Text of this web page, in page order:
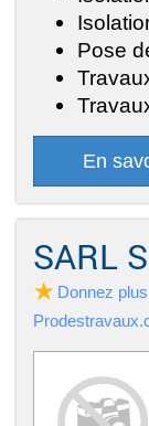
Pose
En
SARL
Donnez